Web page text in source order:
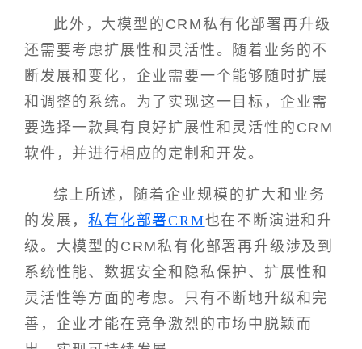
此外，大模型的CRM私有化部署再升级
还需要考虑扩展性和灵活性。随着业务的不
断发展和变化，企业需要一个能够随时扩展
和调整的系统。为了实现这一目标，企业需
要选择一款具有良好扩展性和灵活性的CRM
软件，并进行相应的定制和开发。
综上所述，随着企业规模的扩大和业务
的发展，私有化部署CRM也在不断演进和升
级。大模型的CRM私有化部署再升级涉及到
系统性能、数据安全和隐私保护、扩展性和
灵活性等方面的考虑。只有不断地升级和完
善，企业才能在竞争激烈的市场中脱颖而